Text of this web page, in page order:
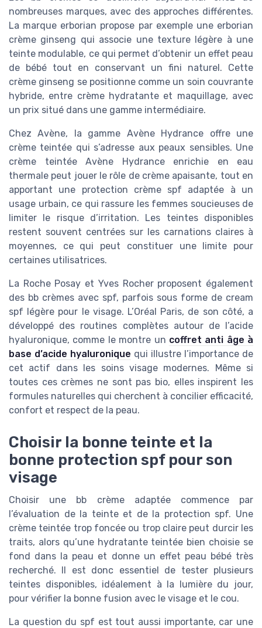
nombreuses marques, avec des approches différentes.
La marque erborian propose par exemple une erborian
crème ginseng qui associe une texture légère à une
teinte modulable, ce qui permet d’obtenir un effet peau
de bébé tout en conservant un fini naturel. Cette
crème ginseng se positionne comme un soin couvrante
hybride, entre crème hydratante et maquillage, avec
un prix situé dans une gamme intermédiaire.
Chez Avène, la gamme Avène Hydrance offre une
crème teintée qui s’adresse aux peaux sensibles. Une
crème teintée Avène Hydrance enrichie en eau
thermale peut jouer le rôle de crème apaisante, tout en
apportant une protection crème spf adaptée à un
usage urbain, ce qui rassure les femmes soucieuses de
limiter le risque d’irritation. Les teintes disponibles
restent souvent centrées sur les carnations claires à
moyennes, ce qui peut constituer une limite pour
certaines utilisatrices.
La Roche Posay et Yves Rocher proposent également
des bb crèmes avec spf, parfois sous forme de cream
spf légère pour le visage. L’Oréal Paris, de son côté, a
développé des routines complètes autour de l’acide
hyaluronique, comme le montre un coffret anti âge à
base d’acide hyaluronique qui illustre l’importance de
cet actif dans les soins visage modernes. Même si
toutes ces crèmes ne sont pas bio, elles inspirent les
formules naturelles qui cherchent à concilier efficacité,
confort et respect de la peau.
Choisir la bonne teinte et la
bonne protection spf pour son
visage
Choisir une bb crème adaptée commence par
l’évaluation de la teinte et de la protection spf. Une
crème teintée trop foncée ou trop claire peut durcir les
traits, alors qu’une hydratante teintée bien choisie se
fond dans la peau et donne un effet peau bébé très
recherché. Il est donc essentiel de tester plusieurs
teintes disponibles, idéalement à la lumière du jour,
pour vérifier la bonne fusion avec le visage et le cou.
La question du spf est tout aussi importante, car une